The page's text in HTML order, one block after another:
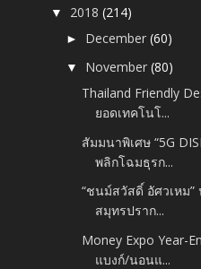
▼ 2018(214)
► December(60)
▼ November(80)
Thailand Friendly
ยอดเทคโนโ...
สัมมนาพิเศษ “5G
พลิกโฉมธุรก...
“ชนม์สวัสดิ์ อัศวเหม
สมุทรปราก...
Money Expo Year-
แบงก์/นอนแ...